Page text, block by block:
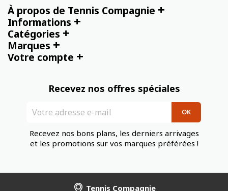
À propos de Tennis Compagnie +
Informations +
Catégories +
Marques +
Votre compte +
Recevez nos offres spéciales
Recevez nos bons plans, les derniers arrivages
et les promotions sur vos marques préférées !
Tennis Compagnie